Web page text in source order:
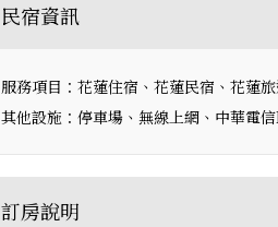
民宿資訊
服務項目：花蓮住宿、花蓮民宿、花蓮
其他設施：停車場、無線上網、中華電
訂房說明